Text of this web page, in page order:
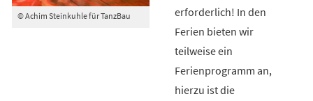
© Achim Steinkuhle für TanzBau
erforderlich! In den
Ferien bieten wir
teilweise ein
Ferienprogramm an,
hierzu ist die